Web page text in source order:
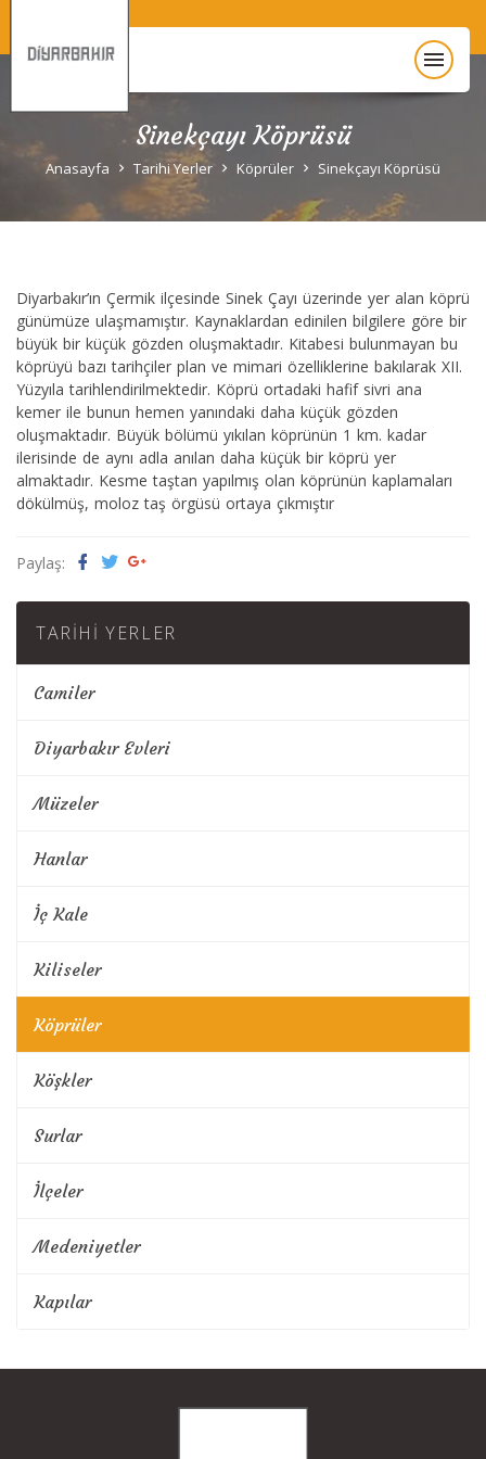
menu
Anasayfa
Diyarbakır Hakkında
Unesco
Sinekçayı Köprüsü
Anasayfa Tarihi Yerler Köprüler Sinekçayı Köprüsü
TARIHI YERLER
Camiler
Diyarbakır Evleri
Müzeler
Hanlar
İç Kale
Kiliseler
Köprüler
Köşkler
Surlar
İlçeler
Medeniyetler
Kapılar
Diyarbakır’ın Çermik ilçesinde Sinek Çayı üzerinde yer alan köprü
günümüze ulaşmamıştır. Kaynaklardan edinilen bilgilere göre bir
büyük bir küçük gözden oluşmaktadır. Kitabesi bulunmayan bu
köprüyü bazı tarihçiler plan ve mimari özelliklerine bakılarak XII.
Yüzyıla tarihlendirilmektedir. Köprü ortadaki hafif sivri ana
kemer ile bunun hemen yanındaki daha küçük gözden
oluşmaktadır. Büyük bölümü yıkılan köprünün 1 km. kadar
ilerisinde de aynı adla anılan daha küçük bir köprü yer
almaktadır. Kesme taştan yapılmış olan köprünün kaplamaları
dökülmüş, moloz taş örgüsü ortaya çıkmıştır
Paylaş: